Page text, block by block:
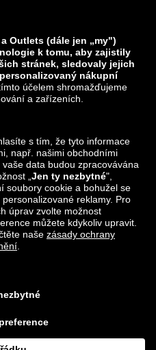
zalando-lounge.sk
zalando-lounge.hr
zalando-lounge.ee
zalando-lounge.no
cenou